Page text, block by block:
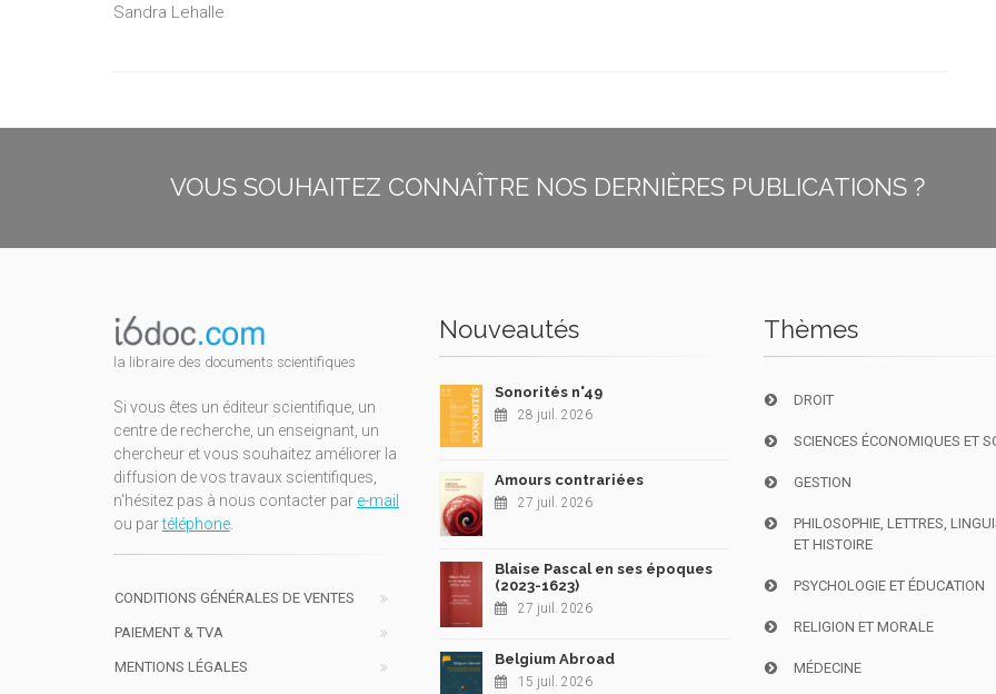
Sandra Lehalle
VOUS SOUHAITEZ CONNAÎTRE NOS DERNIÈRES PUBLICATIONS ?
la libraire des documents scientifiques
Si vous êtes un éditeur scientifique, un
centre de recherche, un enseignant, un
chercheur et vous souhaitez améliorer la
diffusion de vos travaux scientifiques,
n'hésitez pas à nous contacter par e-mail
ou partéléphone
CONDITIONS GÉNÉRALES DE VENTES
PAIEMENT & TVA
MENTIONS LÉGALES
Nouveautés
Sonorités n°49
28 juil. 2026
Amours contrariées
27 juil. 2026
Blaise Pascal en ses époques
(2023-1623)
27 juil. 2026
Belgium Abroad
15 juil. 2026
Thèmes
DROIT
SCIENCES ÉCONOMIQUES ET
GESTION
PHILOSOPHIE, LETTRES,
ET HISTOIRE
PSYCHOLOGIE ET ÉDUCATION
RELIGION ET MORALE
MÉDECINE